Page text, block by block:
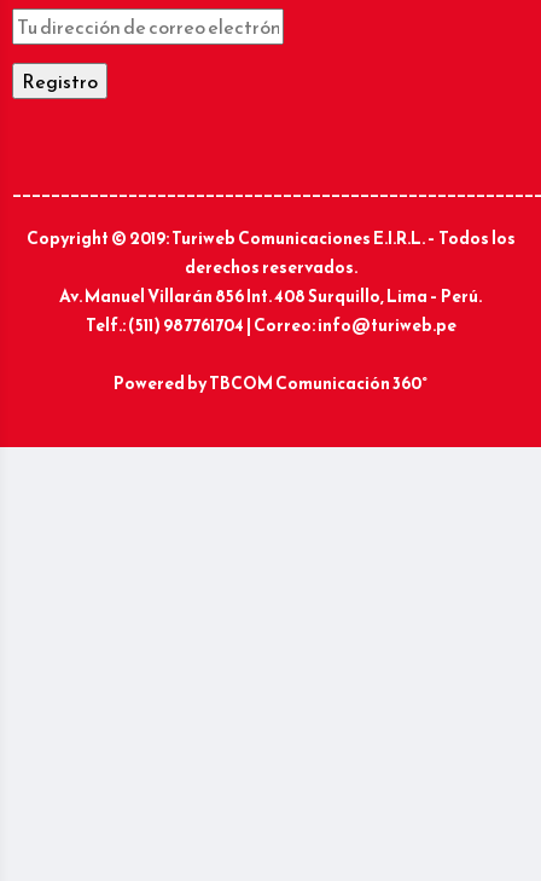
Copyright © 2019: Turiweb Comunicaciones E.I.R.L. – Todos los
derechos reservados.
Av. Manuel Villarán 856 Int. 408 Surquillo, Lima – Perú.
Telf.: (511) 987761704 | Correo: info@turiweb.pe
Powered byTBCOM Comunicación 360°